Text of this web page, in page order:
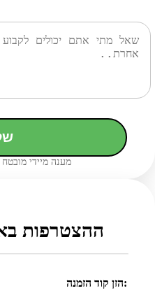
מענה מיידי מובטח
ההצטרפות
הזן קוד הזמנה: